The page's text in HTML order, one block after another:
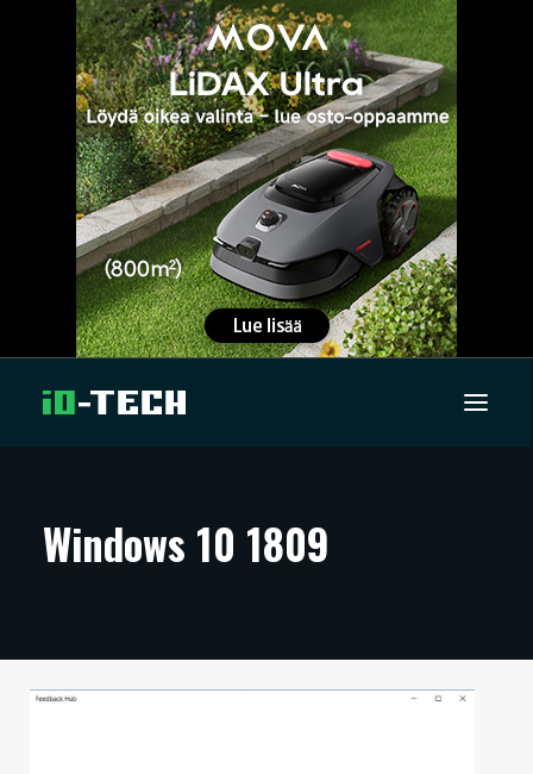
ARTIKKELIT
TECHBBS
Windows 10 1809